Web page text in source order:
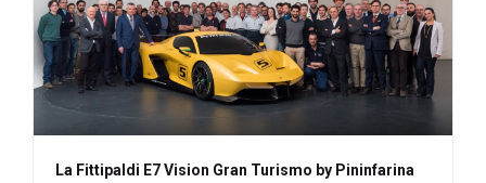
La Fittipaldi E7 Vision Gran Turismo by Pininfarina